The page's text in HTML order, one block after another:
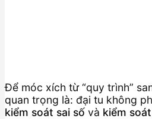
Để móc xích từ “quy trình”
quan trọng là: đại tu không
kiểm soát sai số và kiểm